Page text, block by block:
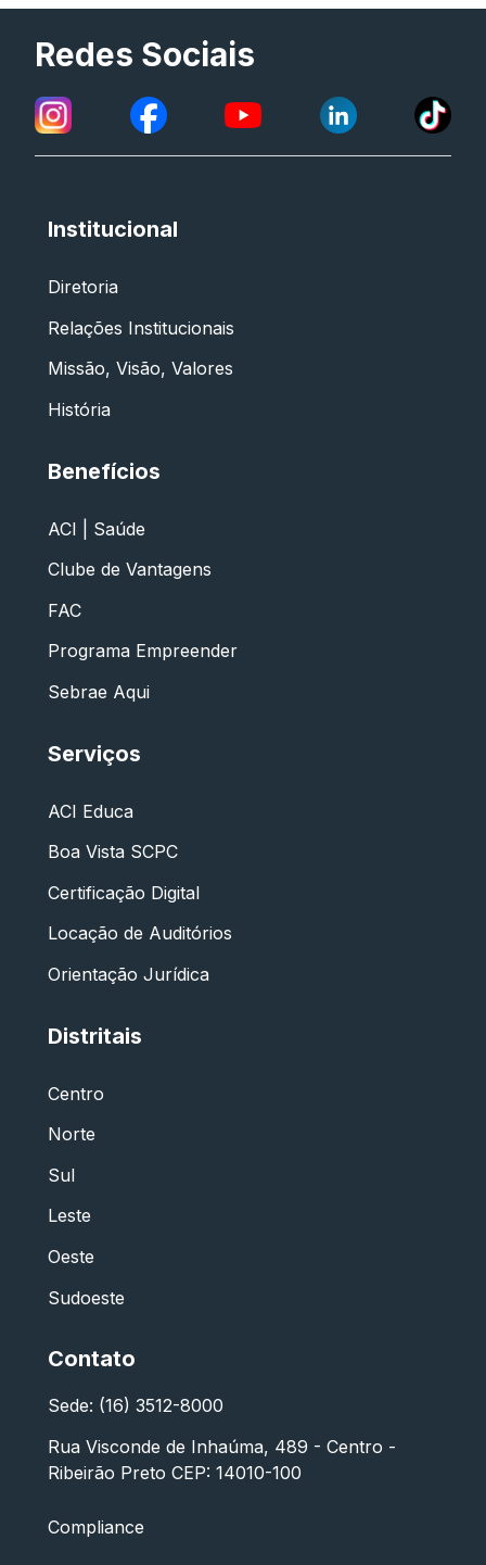
Redes Sociais
Institucional
Diretoria
Relações Institucionais
Missão, Visão, Valores
História
Benefícios
ACI | Saúde
Clube de Vantagens
FAC
Programa Empreender
Sebrae Aqui
Serviços
ACI Educa
Boa Vista SCPC
Certificação Digital
Locação de Auditórios
Orientação Jurídica
Distritais
Centro
Norte
Sul
Leste
Oeste
Sudoeste
Contato
Sede: (16) 3512-8000
Rua Visconde de Inhaúma, 489 - Centro -
Ribeirão Preto CEP: 14010-100
Compliance